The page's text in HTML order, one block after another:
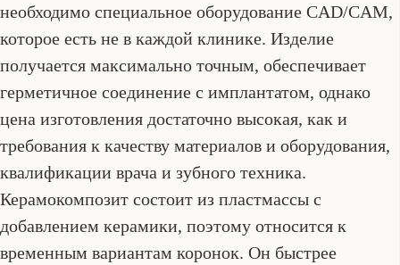
необходимо специальное оборудование CAD/CAM,
которое есть не в каждой клинике. Изделие
получается максимально точным, обеспечивает
герметичное соединение с имплантатом, однако
цена изготовления достаточно высокая, как и
требования к качеству материалов и оборудования,
квалификации врача и зубного техника.
Керамокомпозит состоит из пластмассы с
добавлением керамики, поэтому относится к
временным вариантам коронок. Он быстрее